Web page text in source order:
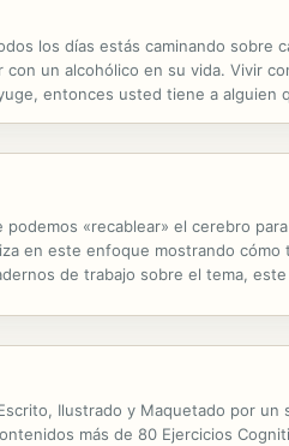
los días estás caminando sobre
un alcohólico en su vida. Vivir
entonces usted tiene a
«recablear» el cerebro
en este enfoque mostrando
de trabajo sobre el tema,
Ilustrado y Maquetado por
más de 80 Ejercicios